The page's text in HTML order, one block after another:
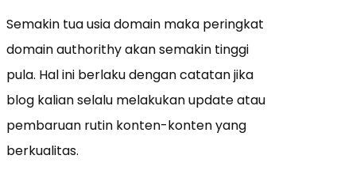
Semakin tua usia domain maka peringkat
domain authorithy akan semakin tinggi
pula. Hal ini berlaku dengan catatan jika
blog kalian selalu melakukan update atau
pembaruan rutin konten-konten yang
berkualitas.